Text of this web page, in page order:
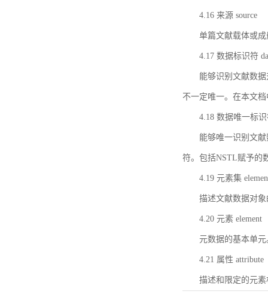
4.16 来源 source
单篇文献载体或
4.17 数据标识符
能够识别文献数
不一定唯一。在本文
4.18 数据唯一标
能够唯一识别文
符。包括NSTL赋予的
4.19 元素集
描述文献数据对
4.20 元素 element
元数据的基本单元
4.21 属性 attribute
描述和限定的元